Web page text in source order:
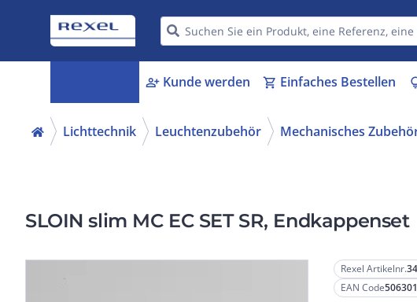
person_add Kunde werden shopping_cart Einfaches Bestellen
Lichttechnik Leuchtenzubehör Mechanisches
SLOIN slim MC EC SET SR, Endkappenset
Rexel Artikelnr.
EAN Code